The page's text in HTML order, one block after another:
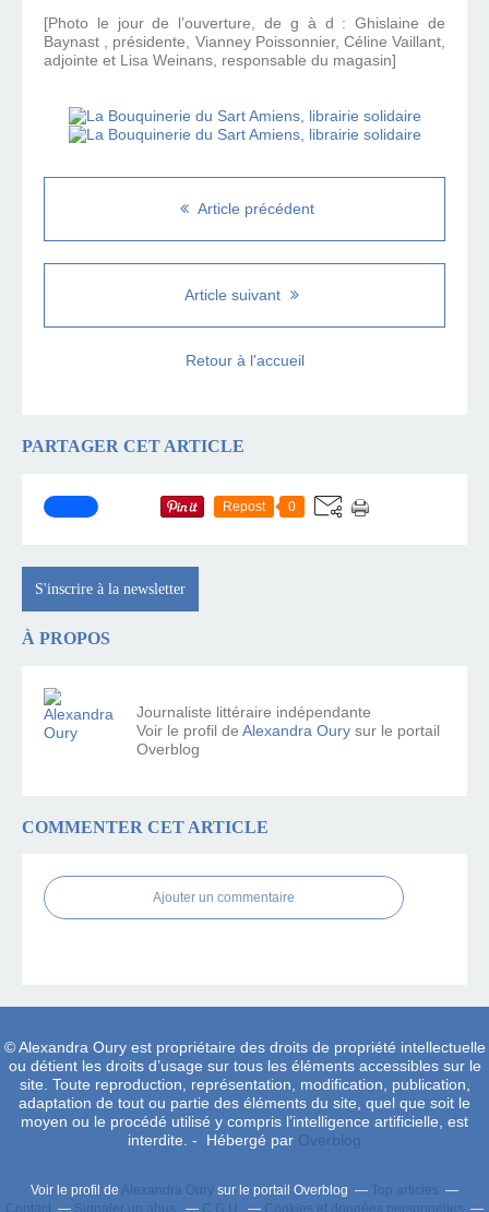
[Photo le jour de l’ouverture, de g à d : Ghislaine de
Baynast , présidente, Vianney Poissonnier, Céline Vaillant,
adjointe et Lisa Weinans, responsable du magasin]
Article précédent
Article suivant
Retour à l'accueil
PARTAGER CET ARTICLE
Repost 0
S'inscrire à la newsletter
À PROPOS
Journaliste littéraire indépendante
Voir le profil de Alexandra Oury sur le portail
Overblog
COMMENTER CET ARTICLE
Ajouter un commentaire
© Alexandra Oury est propriétaire des droits de propriété intellectuelle
ou détient les droits d’usage sur tous les éléments accessibles sur le
site. Toute reproduction, représentation, modification, publication,
adaptation de tout ou partie des éléments du site, quel que soit le
moyen ou le procédé utilisé y compris l’intelligence artificielle, est
interdite. - Hébergé par Overblog
Voir le profil de Alexandra Oury sur le portail Overblog
Top articles
Contact
Signaler un abus C.G.U. Cookies et données personnelles